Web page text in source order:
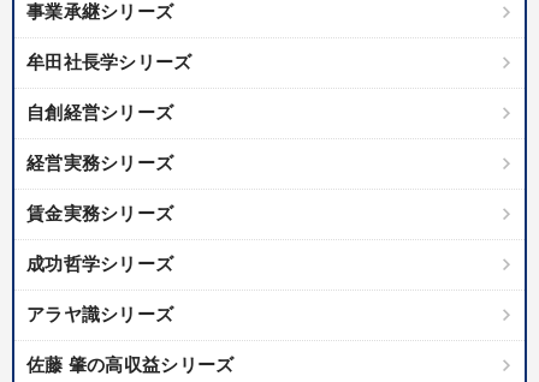
事業承継シリーズ
牟田社長学シリーズ
自創経営シリーズ
経営実務シリーズ
賃金実務シリーズ
成功哲学シリーズ
アラヤ識シリーズ
佐藤 肇の高収益シリーズ